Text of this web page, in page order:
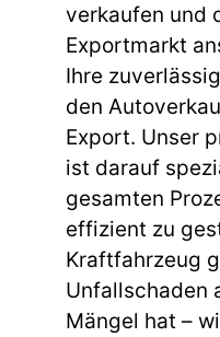
verkaufen und
Exportmarkt
Ihre
den
Export. Unser
ist darauf
gesamten
effizient zu
Kraftfahrzeug
Unfallschaden
Mängel hat –